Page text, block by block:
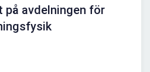
avdelningen för